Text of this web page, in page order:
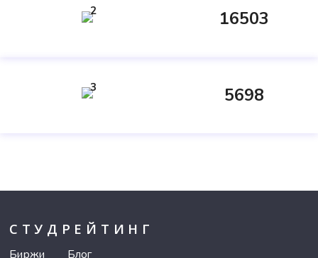
2 16503
3 5698
СТУДРЕЙТИНГ
Биржи Блог